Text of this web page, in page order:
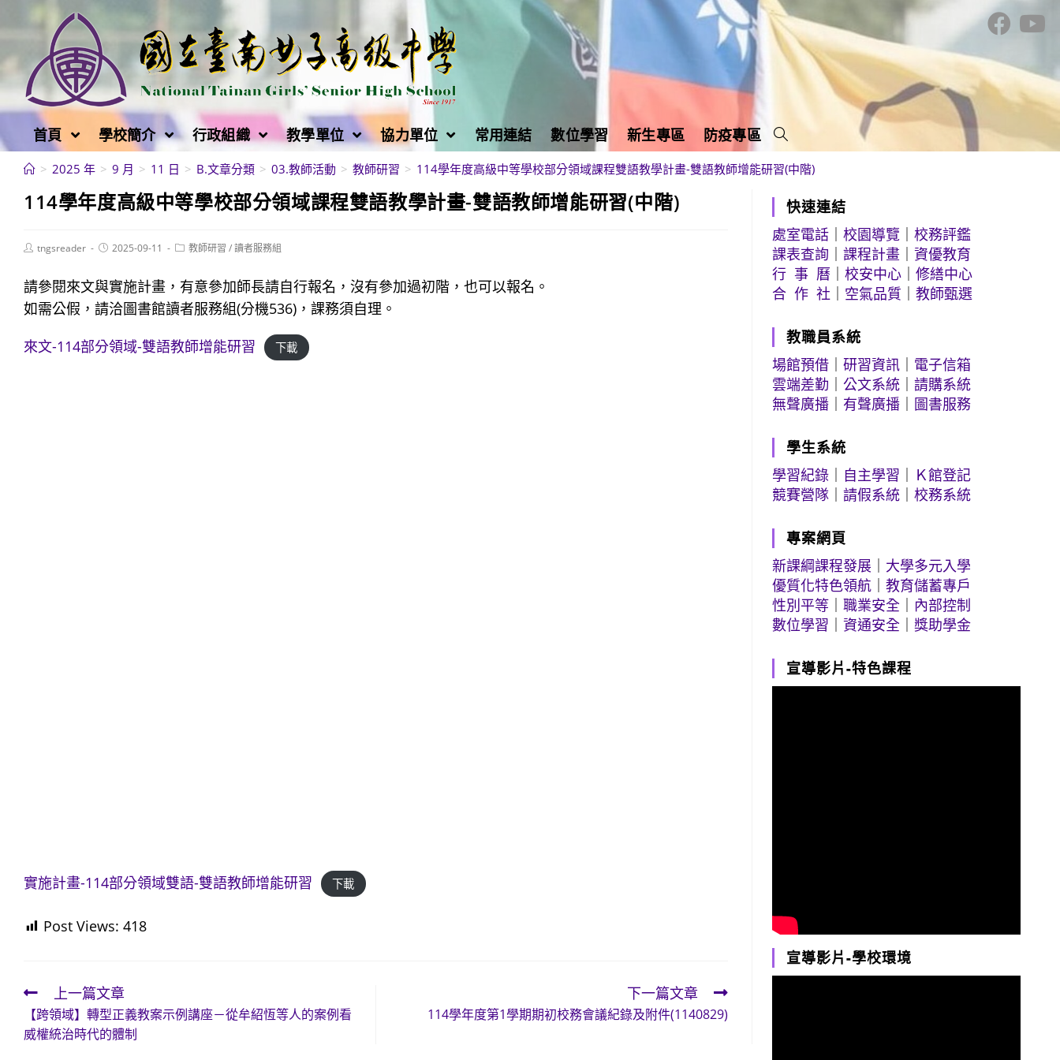
轉
至
容
首頁 學校簡介 行政組織 教學單位 協力單位 常用連結 數位學習 新生專區 防疫專區
> 2025 年 > 9 月 > 11 日 > B.文章分類 > 03.教師活動 > 教師研習 > 114學年度高級中等學校部分領域課程雙語教學計畫-雙語教師增能研習(中階)
114學年度高級中等學校部分領域課程雙語教學計畫-雙語教師增能研習(中階)
Posttngsreader
Post2025-09-11
Post教師研習 /讀者服務組
請參閱來文與實施計畫，有意參加師長請自行報名，沒有參加過初階，也可以報名。
如需公假，請洽圖書館讀者服務組(分機536)，課務須自理。
來文-114部分領域-雙語教師增能研習
下載
實施計畫-114部分領域雙語-雙語教師增能研習 下載
Post Views: 418
Read
more
articles
上一篇文章
【跨領域】轉型正義教案示例講座－從牟紹恆等人的案例看
威權統治時代的體制
下一篇文章
114學年度第1學期期初校務會議紀錄及附件(1140829)
快速連結
處室電話 ｜校園導覽 ｜校務評鑑
課表查詢 ｜課程計畫 ｜資優教育
行 事 曆 ｜校安中心 ｜修繕中心
合 作 社
空氣品質 ｜教師甄選
教職員系統
場館預借 ｜研習資訊
電子信箱
雲端差勤 ｜公文系統 ｜請購系統
無聲廣播
有聲廣播 圖書服務
學生系統
學習紀錄
自主學習
Ｋ館登記
競賽營隊 ｜請假系統 ｜校務系統
專案網頁
新課綱課程發展
大學多元入學
優質化特色領航 ｜教育儲蓄專戶
性別平等 ｜職業安全
內部控制
數位學習 ｜資通安全 ｜獎助學金
宣導影片-特色課程
宣導影片-學校環境